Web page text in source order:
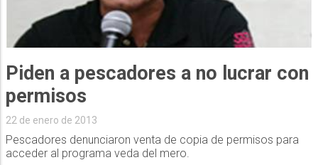
Piden a pescadores a no lucrar con
permisos
22 de enero de 2013
Pescadores denunciaron venta de copia de permisos para
acceder al programa veda del mero.